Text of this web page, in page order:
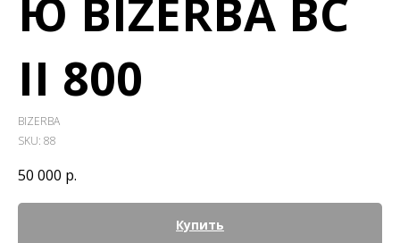
Ю BIZERBA BC
II 800
BIZERBA
SKU: 88
50 000 р.
Купить